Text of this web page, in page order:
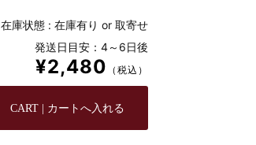
在庫状態 : 在庫有り or 取寄せ
発送日目安：4～6日後
¥2,480 （税込）